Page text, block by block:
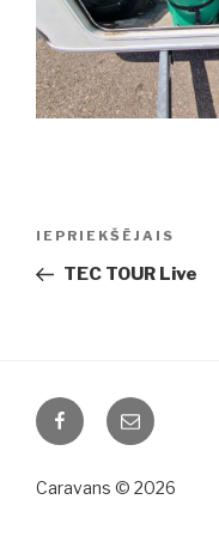
Ziņu
Iepriekšējā
ziņa:
IEPRIEKŠĒJAIS
TEC TOUR Live
FacebookEmail
Caravans © 2026